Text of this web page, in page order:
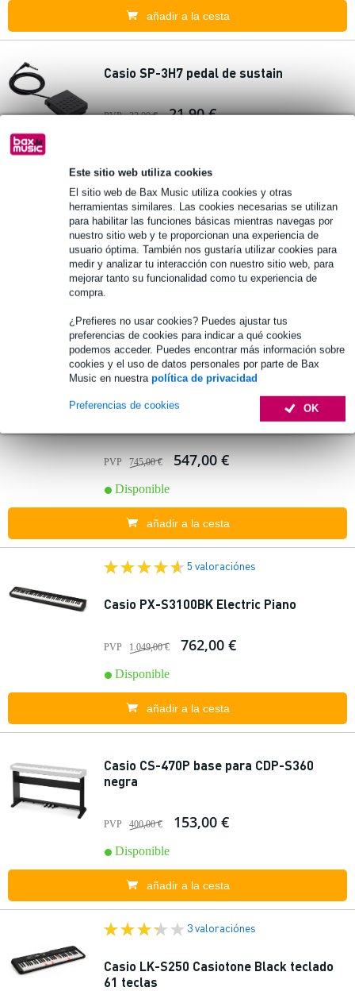
Este sitio web utiliza cookies
El sitio web de Bax Music utiliza cookies y otras
herramientas similares. Las cookies necesarias se utilizan
para habilitar las funciones básicas mientras navegas por
nuestro sitio web y te proporcionan una experiencia de
usuario óptima. También nos gustaría utilizar cookies para
medir y analizar tu interacción con nuestro sitio web, para
mejorar tanto su funcionalidad como tu experiencia de
compra.
¿Prefieres no usar cookies? Puedes ajustar tus
preferencias de cookies para indicar a qué cookies
podemos acceder. Puedes encontrar más información sobre
cookies y el uso de datos personales por parte de Bax
Music en nuestra política de privacidad
OK
Preferencias de cookies
añadir a la cesta
Casio SP-3H7 pedal de sustain
PVP 22,00 € 21,90 €
añadir a la cesta
Casio Privia PX-S1100 RD Electric Piano
PVP 745,00 € 547,00 €
añadir a la cesta
1 valoración
Casio Privia PX-S1100 WE Electric Piano
PVP 745,00 € 547,00 €
Disponible
añadir a la cesta
5 valoraciónes
Casio PX-S3100BK Electric Piano
PVP 1.049,00 € 762,00 €
Disponible
añadir a la cesta
Casio CS-470P base para CDP-S360
negra
PVP 400,00 € 153,00 €
Disponible
añadir a la cesta
3 valoraciónes
Casio LK-S250 Casiotone Black teclado
61 teclas